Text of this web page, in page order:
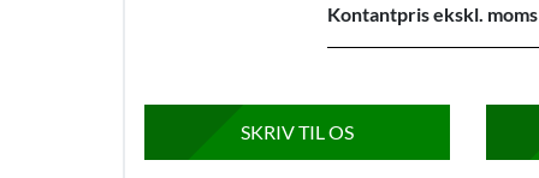
Kontantpris ekskl. moms
SKRIV TIL OS